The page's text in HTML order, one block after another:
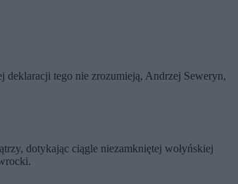
deklaracji tego nie zrozumieją, Andrzej Seweryn,
dotykając ciągle niezamkniętej wołyńskiej